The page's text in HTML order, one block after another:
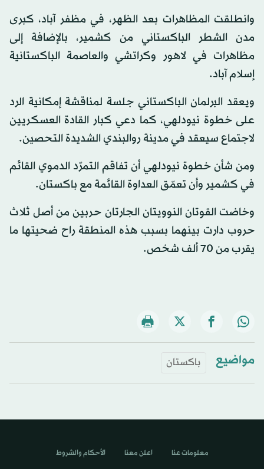
وانطلقت المظاهرات بعد الظهر، في مظفر آباد، كبرى
مدن الشطر الباكستاني من كشمير، بالإضافة إلى
مظاهرات في لاهور وكراتشي والعاصمة الباكستانية
إسلام آباد.
ويعقد البرلمان الباكستاني جلسة لمناقشة إمكانية الرد
على خطوة نيودلهي، كما دعي كبار القادة العسكريين
لاجتماع سيعقد في مدينة روالبندي الشديدة التحصين.
ومن شأن خطوة نيودلهي أن تفاقم التمرّد الدموي القائم
في كشمير وأن تعمّق العداوة القائمة مع باكستان.
وخاضت القوتان النوويتان الجارتان حربين من أصل ثلاث
حروب دارت بينهما بسبب هذه المنطقة راح ضحيتها ما
يقرب من 70 ألف شخص.
مواضيع باكستان
معلومات عنا اعلن معنا الأحكام والشروط